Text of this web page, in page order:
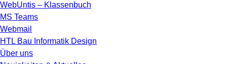
WebUntis – Klassenbuch
MS Teams
Webmail
HTL Bau Informatik Design
Über uns